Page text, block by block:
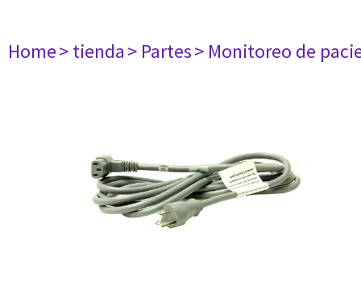
Home> tienda> Partes> Monitoreo de